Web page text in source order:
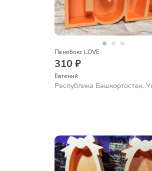
Пенобокс LOVE
310 ₽
Евгений
Республика Башкортостан,